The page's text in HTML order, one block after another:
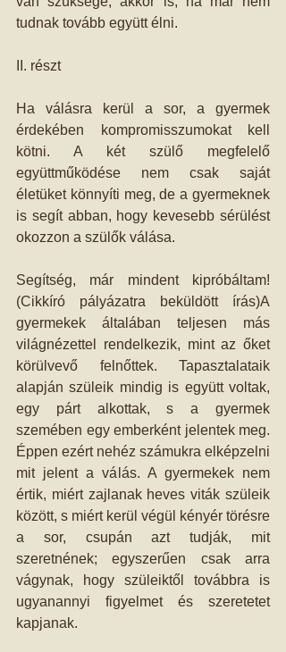
tudnak tovább együtt élni.
II. részt
Ha válásra kerül a sor, a gyermek
érdekében kompromisszumokat kell
kötni. A két szülő megfelelő
együttműködése nem csak saját
életüket könnyíti meg, de a gyermeknek
is segít abban, hogy kevesebb sérülést
okozzon a szülők válása.
Segítség, már mindent kipróbáltam!
(Cikkíró pályázatra beküldött írás)A
gyermekek általában teljesen más
világnézettel rendelkezik, mint az őket
körülvevő felnőttek. Tapasztalataik
alapján szüleik mindig is együtt voltak,
egy párt alkottak, s a gyermek
szemében egy emberként jelentek meg.
Éppen ezért nehéz számukra elképzelni
mit jelent a válás. A gyermekek nem
értik, miért zajlanak heves viták szüleik
között, s miért kerül végül kényér törésre
a sor, csupán azt tudják, mit
szeretnének; egyszerűen csak arra
vágynak, hogy szüleiktől továbbra is
ugyanannyi figyelmet és szeretetet
kapjanak.